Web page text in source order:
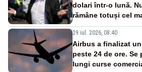
dolari într-o lună.
rămâne totuși cel
29 iul. 2026, 08:40
Airbus a finalizat
peste 24 de ore. Se
lungi curse